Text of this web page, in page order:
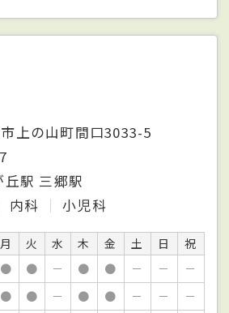
上の山町間口3033-5
駅 三郷駅
内科 小児科
月 火 水 木 金 土 日
祝
● ● － ● ● － －
－
● ● － ● ● － －
－